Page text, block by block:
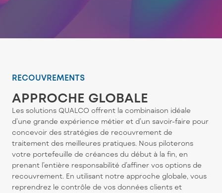
RECOUVREMENTS
APPROCHE GLOBALE
Les solutions QUALCO offrent la combinaison idéale
d’une grande expérience métier et d’un savoir-faire pour
concevoir des stratégies de recouvrement de
traitement des meilleures pratiques. Nous piloterons
votre portefeuille de créances du début à la fin, en
prenant l’entière responsabilité d’affiner vos options de
recouvrement. En utilisant notre approche globale, vous
reprendrez le contrôle de vos données clients et